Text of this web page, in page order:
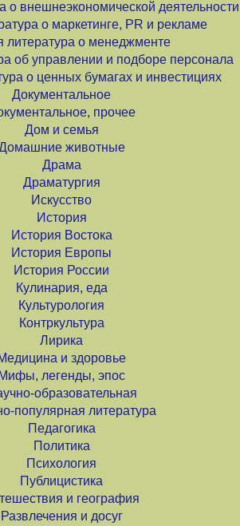
о внешнеэкономической деятельности
о маркетинге, PR и рекламе
литература о менеджменте
об управлении и подборе персонала
о ценных бумагах и инвестициях
Документальное
прочее
Дом и семья
животные
Драма
Драматургия
Искусство
История
История Востока
История Европы
История России
Кулинария, еда
Культурология
Контркультура
Лирика
и здоровье
Мифы, легенды, эпос
образовательная
популярная литература
Педагогика
Политика
Психология
Публицистика
и география
Развлечения и досуг